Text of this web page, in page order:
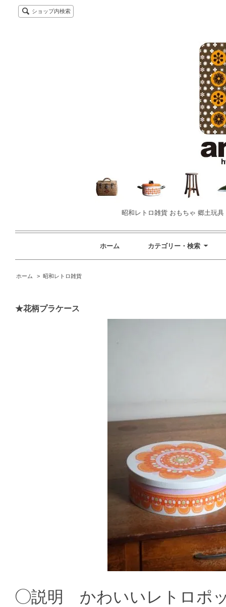
ショップ内検索
昭和レトロ雑貨 おもちゃ 郷土玩
ホーム カテゴリー・検索
ホーム > 昭和レトロ雑貨
★花柄プラケース
◯説明 かわいいレトロポ